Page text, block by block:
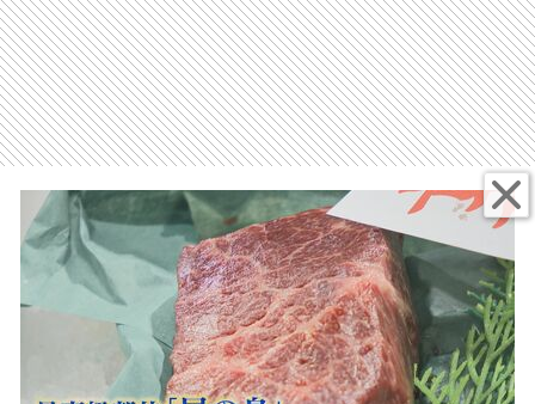
位」 2025年国内最後の競りにかけられたの
は“幻の食材” ナガスクジラの生肉 【福岡発】